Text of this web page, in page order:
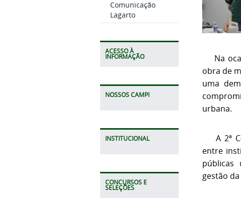
Comunicação
Lagarto
ACESSO À
INFORMAÇÃO
NOSSOS CAMPI
INSTITUCIONAL
CONCURSOS E
SELEÇÕES
Na
obra de
uma
urbana.
A 2ª
entre
públicas
gestão